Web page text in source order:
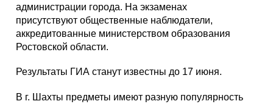
администрации города. На экзаменах
присутствуют общественные наблюдатели,
аккредитованные министерством образования
Ростовской области.
Результаты ГИА станут известны до 17 июня.
В г. Шахты предметы имеют разную популярность